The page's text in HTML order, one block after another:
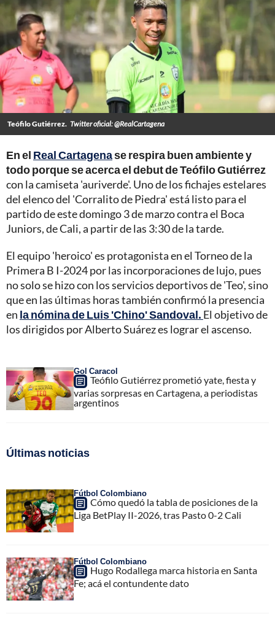
Teófilo Gutiérrez. Twitter oficial: @RealCartagena
En el Real Cartagenase respira buen ambiente y
todo porque se acerca el debut de Teófilo Gutiérrez
con la camiseta 'auriverde'. Uno de los fichajes estelares
del elenco del 'Corralito de Piedra' está listo para el
partido de este domingo 3 de marzo contra el Boca
Juniors, de Cali, a partir de las 3:30 de la tarde.
El equipo 'heroico' es protagonista en el Torneo de la
Primera B I-2024 por las incorporaciones de lujo, pues
no solo se hizo con los servicios deportivos de 'Teo', sino
que en las últimas horas también confirmó la presencia
en la nómina de Luis 'Chino' Sandoval. El objetivo de
los dirigidos por Alberto Suárez es lograr el ascenso.
Gol Caracol
Teófilo Gutiérrez prometió yate, fiesta y
varias sorpresas en Cartagena, a periodistas
argentinos
Últimas noticias
Fútbol Colombiano
Cómo quedó la tabla de posiciones de la
Liga BetPlay II-2026, tras Pasto 0-2 Cali
Fútbol Colombiano
Hugo Rodallega marca historia en Santa
Fe; acá el contundente dato